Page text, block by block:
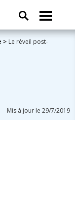
> Le réveil post-
Mis à jour le 29/7/2019